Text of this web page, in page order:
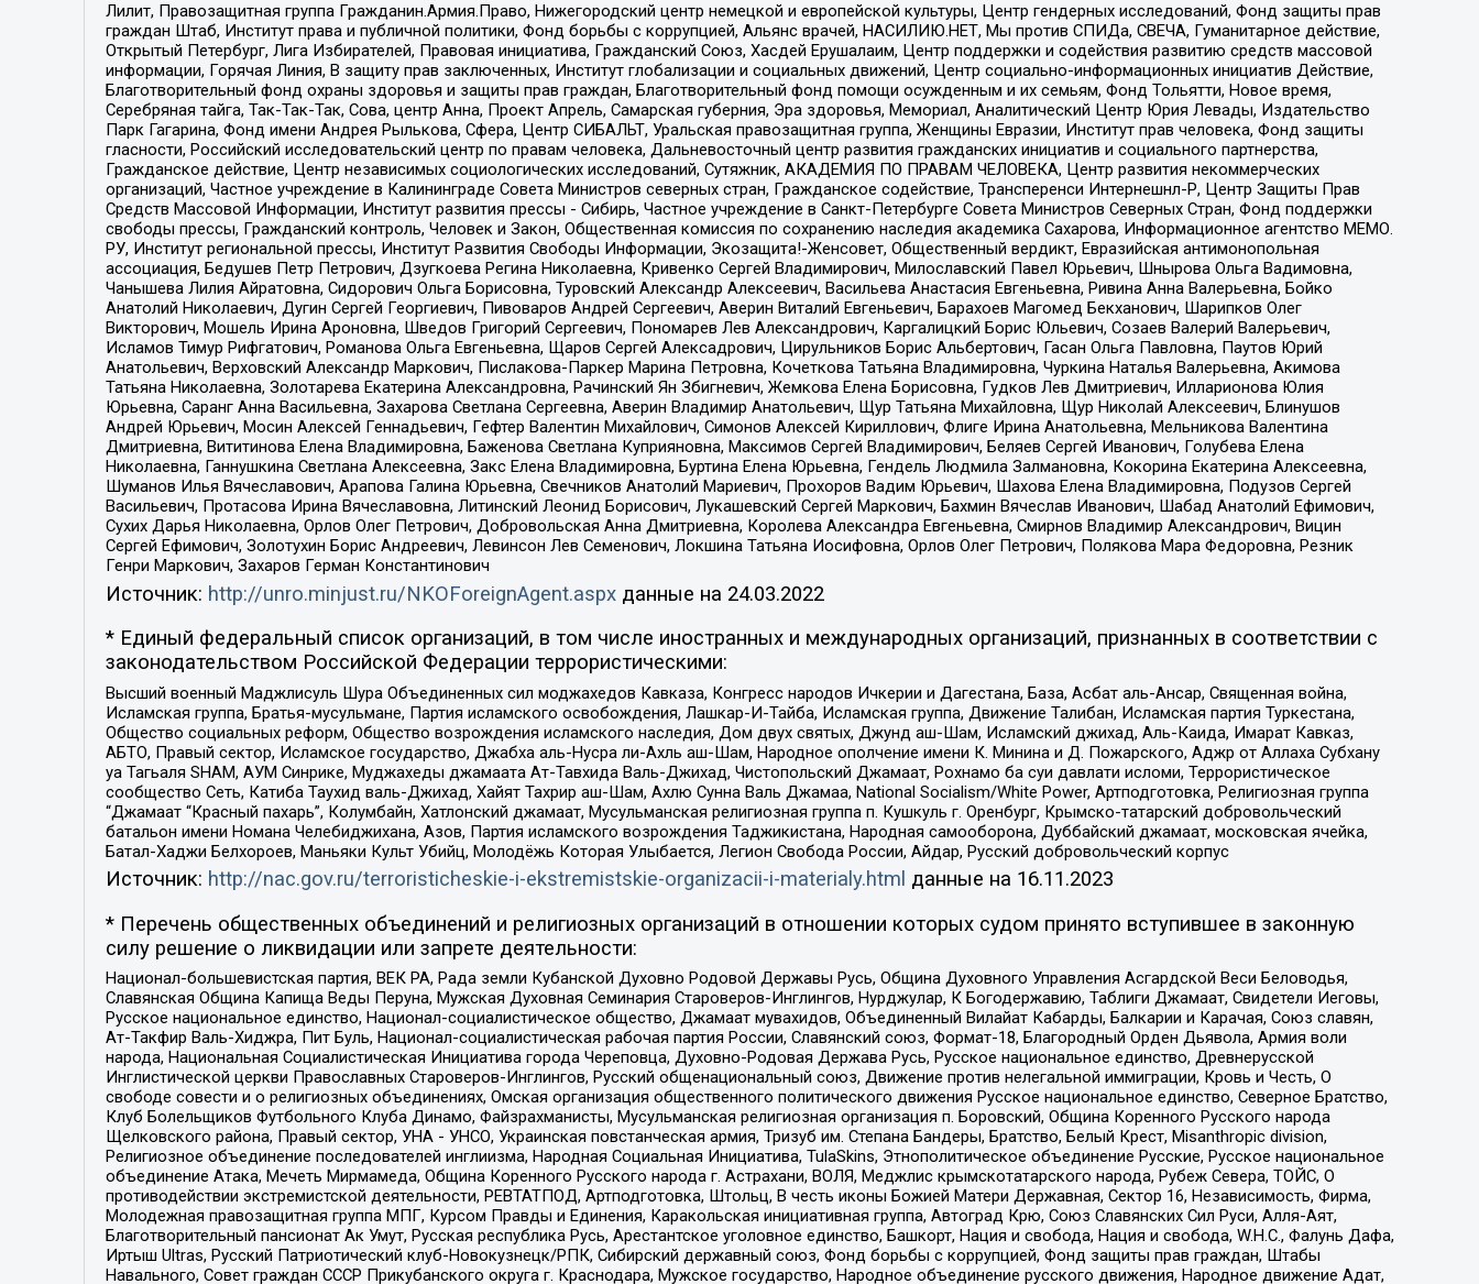
Лилит, Правозащитная группа Гражданин.Армия.Право, Нижегородский центр немецкой и европейской культуры, Центр гендерных исследований, Фонд защиты прав
граждан Штаб, Институт права и публичной политики, Фонд борьбы с коррупцией, Альянс врачей, НАСИЛИЮ.НЕТ, Мы против СПИДа, СВЕЧА, Гуманитарное действие,
Открытый Петербург, Лига Избирателей, Правовая инициатива, Гражданский Союз, Хасдей Ерушалаим, Центр поддержки и содействия развитию средств массовой
информации, Горячая Линия, В защиту прав заключенных, Институт глобализации и социальных движений, Центр социально-информационных инициатив Действие,
Благотворительный фонд охраны здоровья и защиты прав граждан, Благотворительный фонд помощи осужденным и их семьям, Фонд Тольятти, Новое время,
Серебряная тайга, Так-Так-Так, Сова, центр Анна, Проект Апрель, Самарская губерния, Эра здоровья, Мемориал, Аналитический Центр Юрия Левады, Издательство
Парк Гагарина, Фонд имени Андрея Рылькова, Сфера, Центр СИБАЛЬТ, Уральская правозащитная группа, Женщины Евразии, Институт прав человека, Фонд защиты
гласности, Российский исследовательский центр по правам человека, Дальневосточный центр развития гражданских инициатив и социального партнерства,
Гражданское действие, Центр независимых социологических исследований, Сутяжник, АКАДЕМИЯ ПО ПРАВАМ ЧЕЛОВЕКА, Центр развития некоммерческих
организаций, Частное учреждение в Калининграде Совета Министров северных стран, Гражданское содействие, Трансперенси Интернешнл-Р, Центр Защиты Прав
Средств Массовой Информации, Институт развития прессы - Сибирь, Частное учреждение в Санкт-Петербурге Совета Министров Северных Стран, Фонд поддержки
свободы прессы, Гражданский контроль, Человек и Закон, Общественная комиссия по сохранению наследия академика Сахарова, Информационное агентство МЕМО.
РУ, Институт региональной прессы, Институт Развития Свободы Информации, Экозащита!-Женсовет, Общественный вердикт, Евразийская антимонопольная
ассоциация, Бедушев Петр Петрович, Дзугкоева Регина Николаевна, Кривенко Сергей Владимирович, Милославский Павел Юрьевич, Шнырова Ольга Вадимовна,
Чанышева Лилия Айратовна, Сидорович Ольга Борисовна, Туровский Александр Алексеевич, Васильева Анастасия Евгеньевна, Ривина Анна Валерьевна, Бойко
Анатолий Николаевич, Дугин Сергей Георгиевич, Пивоваров Андрей Сергеевич, Аверин Виталий Евгеньевич, Барахоев Магомед Бекханович, Шарипков Олег
Викторович, Мошель Ирина Ароновна, Шведов Григорий Сергеевич, Пономарев Лев Александрович, Каргалицкий Борис Юльевич, Созаев Валерий Валерьевич,
Исламов Тимур Рифгатович, Романова Ольга Евгеньевна, Щаров Сергей Алексадрович, Цирульников Борис Альбертович, Гасан Ольга Павловна, Паутов Юрий
Анатольевич, Верховский Александр Маркович, Пислакова-Паркер Марина Петровна, Кочеткова Татьяна Владимировна, Чуркина Наталья Валерьевна, Акимова
Татьяна Николаевна, Золотарева Екатерина Александровна, Рачинский Ян Збигневич, Жемкова Елена Борисовна, Гудков Лев Дмитриевич, Илларионова Юлия
Юрьевна, Саранг Анна Васильевна, Захарова Светлана Сергеевна, Аверин Владимир Анатольевич, Щур Татьяна Михайловна, Щур Николай Алексеевич, Блинушов
Андрей Юрьевич, Мосин Алексей Геннадьевич, Гефтер Валентин Михайлович, Симонов Алексей Кириллович, Флиге Ирина Анатольевна, Мельникова Валентина
Дмитриевна, Вититинова Елена Владимировна, Баженова Светлана Куприяновна, Максимов Сергей Владимирович, Беляев Сергей Иванович, Голубева Елена
Николаевна, Ганнушкина Светлана Алексеевна, Закс Елена Владимировна, Буртина Елена Юрьевна, Гендель Людмила Залмановна, Кокорина Екатерина Алексеевна,
Шуманов Илья Вячеславович, Арапова Галина Юрьевна, Свечников Анатолий Мариевич, Прохоров Вадим Юрьевич, Шахова Елена Владимировна, Подузов Сергей
Васильевич, Протасова Ирина Вячеславовна, Литинский Леонид Борисович, Лукашевский Сергей Маркович, Бахмин Вячеслав Иванович, Шабад Анатолий Ефимович,
Сухих Дарья Николаевна, Орлов Олег Петрович, Добровольская Анна Дмитриевна, Королева Александра Евгеньевна, Смирнов Владимир Александрович, Вицин
Сергей Ефимович, Золотухин Борис Андреевич, Левинсон Лев Семенович, Локшина Татьяна Иосифовна, Орлов Олег Петрович, Полякова Мара Федоровна, Резник
Генри Маркович, Захаров Герман Константинович
Источник: http://unro.minjust.ru/NKOForeignAgent.aspxданные на 24.03.2022
* Единый федеральный список организаций, в том числе иностранных и международных организаций, признанных в соответствии с
законодательством Российской Федерации террористическими:
Высший военный Маджлисуль Шура Объединенных сил моджахедов Кавказа, Конгресс народов Ичкерии и Дагестана, База, Асбат аль-Ансар, Священная война,
Исламская группа, Братья-мусульмане, Партия исламского освобождения, Лашкар-И-Тайба, Исламская группа, Движение Талибан, Исламская партия Туркестана,
Общество социальных реформ, Общество возрождения исламского наследия, Дом двух святых, Джунд аш-Шам, Исламский джихад, Аль-Каида, Имарат Кавказ,
АБТО, Правый сектор, Исламское государство, Джабха аль-Нусра ли-Ахль аш-Шам, Народное ополчение имени К. Минина и Д. Пожарского, Аджр от Аллаха Субхану
уа Тагьаля SHAM, АУМ Синрике, Муджахеды джамаата Ат-Тавхида Валь-Джихад, Чистопольский Джамаат, Рохнамо ба суи давлати исломи, Террористическое
сообщество Сеть, Катиба Таухид валь-Джихад, Хайят Тахрир аш-Шам, Ахлю Сунна Валь Джамаа, National Socialism/White Power, Артподготовка, Религиозная группа
“Джамаат “Красный пахарь”, Колумбайн, Хатлонский джамаат, Мусульманская религиозная группа п. Кушкуль г. Оренбург, Крымско-татарский добровольческий
батальон имени Номана Челебиджихана, Азов, Партия исламского возрождения Таджикистана, Народная самооборона, Дуббайский джамаат, московская ячейка,
Батал-Хаджи Белхороев, Маньяки Культ Убийц, Молодёжь Которая Улыбается, Легион Свобода России, Айдар, Русский добровольческий корпус
Источник: http://nac.gov.ru/terroristicheskie-i-ekstremistskie-organizacii-i-materialy.html данные на 16.11.2023
* Перечень общественных объединений и религиозных организаций в отношении которых судом принято вступившее в законную
силу решение о ликвидации или запрете деятельности:
Национал-большевистская партия, ВЕК РА, Рада земли Кубанской Духовно Родовой Державы Русь, Община Духовного Управления Асгардской Веси Беловодья,
Славянская Община Капища Веды Перуна, Мужская Духовная Семинария Староверов-Инглингов, Нурджулар, К Богодержавию, Таблиги Джамаат, Свидетели Иеговы,
Русское национальное единство, Национал-социалистическое общество, Джамаат мувахидов, Объединенный Вилайат Кабарды, Балкарии и Карачая, Союз славян,
Ат-Такфир Валь-Хиджра, Пит Буль, Национал-социалистическая рабочая партия России, Славянский союз, Формат-18, Благородный Орден Дьявола, Армия воли
народа, Национальная Социалистическая Инициатива города Череповца, Духовно-Родовая Держава Русь, Русское национальное единство, Древнерусской
Инглистической церкви Православных Староверов-Инглингов, Русский общенациональный союз, Движение против нелегальной иммиграции, Кровь и Честь, О
свободе совести и о религиозных объединениях, Омская организация общественного политического движения Русское национальное единство, Северное Братство,
Клуб Болельщиков Футбольного Клуба Динамо, Файзрахманисты, Мусульманская религиозная организация п. Боровский, Община Коренного Русского народа
Щелковского района, Правый сектор, УНА - УНСО, Украинская повстанческая армия, Тризуб им. Степана Бандеры, Братство, Белый Крест, Misanthropic division,
Религиозное объединение последователей инглиизма, Народная Социальная Инициатива, TulaSkins, Этнополитическое объединение Русские, Русское национальное
объединение Атака, Мечеть Мирмамеда, Община Коренного Русского народа г. Астрахани, ВОЛЯ, Меджлис крымскотатарского народа, Рубеж Севера, ТОЙС, О
противодействии экстремистской деятельности, РЕВТАТПОД, Артподготовка, Штольц, В честь иконы Божией Матери Державная, Сектор 16, Независимость, Фирма,
Молодежная правозащитная группа МПГ, Курсом Правды и Единения, Каракольская инициативная группа, Автоград Крю, Союз Славянских Сил Руси, Алля-Аят,
Благотворительный пансионат Ак Умут, Русская республика Русь, Арестантское уголовное единство, Башкорт, Нация и свобода, Нация и свобода, W.H.С., Фалунь Дафа,
Иртыш Ultras, Русский Патриотический клуб-Новокузнецк/РПК, Сибирский державный союз, Фонд борьбы с коррупцией, Фонд защиты прав граждан, Штабы
Навального, Совет граждан СССР Прикубанского округа г. Краснодара, Мужское государство, Народное объединение русского движения, Народное движение Адат,